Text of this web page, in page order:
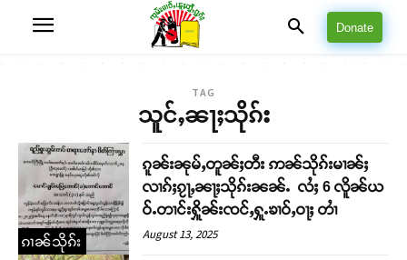
Donate
TAG
သူင်ႇၼႃႈသိုၵ်း
ၵၢၼ်သိုၵ်း
ၵူၼ်းၼုမ်ႇတူၼ်ႈတီး ဢၼ်သိုၵ်းမၢၼ်ႈ
လၢၵ်ႈၵႂႃႇၼႃႈသိုၵ်းၼၼ်ႉ လႆႈ 6 လိူၼ်ယ
ဝ်ႉတၢင်းႁိူၼ်းၸင်ႇႁူႉၶၢဝ်ႇဝႃႈ တၢႆ
August 13, 2025